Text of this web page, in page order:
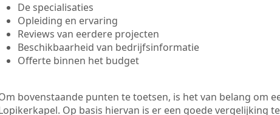
De specialisaties
Opleiding en ervaring
Reviews van eerdere projecten
Beschikbaarheid van bedrijfsinformatie
Offerte binnen het budget
bovenstaande punten te toetsen, is het van belang om
Op basis hiervan is er een goede vergelijking